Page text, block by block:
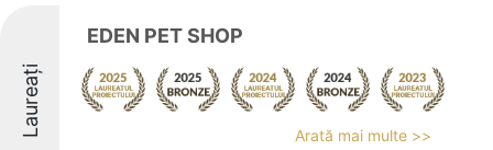
Laureați
EDEN PET SHOP
Arată mai multe >>